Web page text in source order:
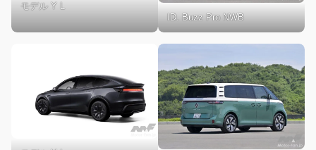
モデル Y L
ID. Buzz Pro NWB